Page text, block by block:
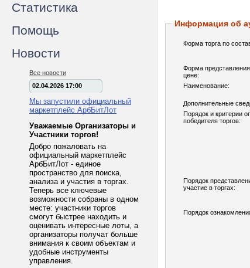
Статистика
Помощь
Новости
Все новости
02.04.2026 17:00
Мы запустили официальный
маркетплейс АрбБитЛот
Уважаемые Организаторы и
Участники торгов!
Добро пожаловать на
официальный маркетплейс
АрбБитЛот - единое
пространство для поиска,
анализа и участия в торгах.
Теперь все ключевые
возможности собраны в одном
месте: участники торгов
смогут быстрее находить и
оценивать интересные лоты, а
организаторы получат больше
внимания к своим объектам и
удобные инструменты
управления.
Информация об
Форма торга по
Форма
цене:
Наименование:
Дополнительные
Порядок и критерии
победителя торгов:
Порядок
участие в торгах:
Порядок